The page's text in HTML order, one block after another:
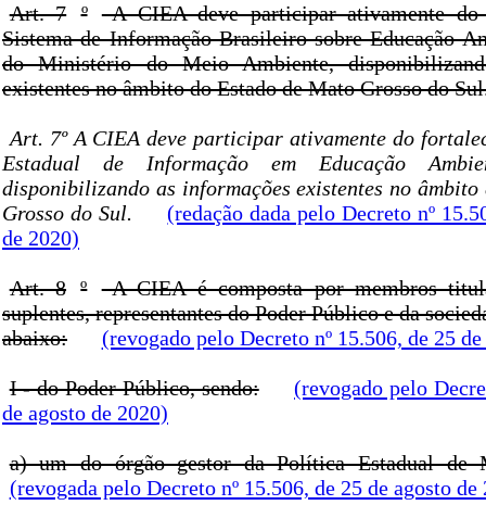
Art. 7 º
A CIEA deve participar ativamente do
Sistema de Informação Brasileiro sobre Educação
do Ministério do Meio Ambiente,
existentes no âmbito do Estado de Mato Grosso do
Art. 7º A CIEA deve participar ativamente do
Estadual de Informação em Educação
disponibilizando as informações existentes no
Grosso do Sul.
(redação dada pelo Decreto nº
de 2020)
Art. 8 º
A CIEA é composta por membros
suplentes, representantes do Poder Público e da
abaixo:
(revogado pelo Decreto nº 15.506, de 25
I - do Poder Público, sendo:
(revogado pelo
de agosto de 2020)
a) um do órgão gestor da Política Estadual de
(revogada pelo Decreto nº 15.506, de 25 de agosto de